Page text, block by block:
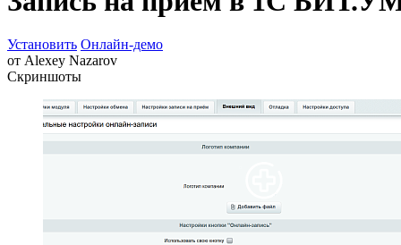
Установить Онлайн-демо
от Alexey Nazarov
Скриншоты